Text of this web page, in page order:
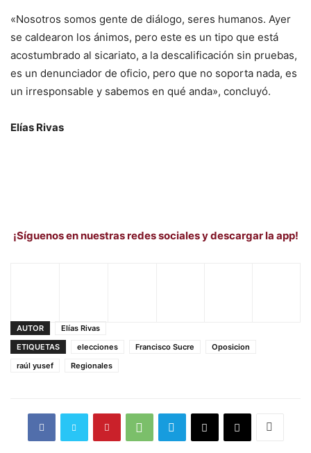
«Nosotros somos gente de diálogo, seres humanos. Ayer
se caldearon los ánimos, pero este es un tipo que está
acostumbrado al sicariato, a la descalificación sin pruebas,
es un denunciador de oficio, pero que no soporta nada, es
un irresponsable y sabemos en qué anda», concluyó.
Elías Rivas
¡Síguenos en nuestras redes sociales y descargar la app!
AUTOR
Elías Rivas
ETIQUETAS
elecciones Francisco Sucre
Oposicion
raúl yusef
Regionales